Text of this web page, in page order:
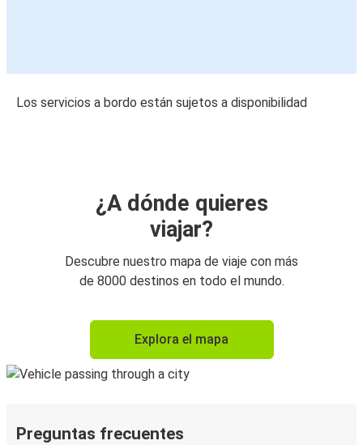
Los servicios a bordo están sujetos a disponibilidad
¿A dónde quieres
viajar?
Descubre nuestro mapa de viaje con más
de 8000 destinos en todo el mundo.
Explora el mapa
Preguntas frecuentes